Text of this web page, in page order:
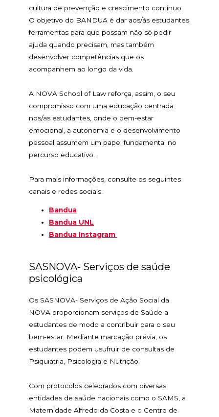
cultura de prevenção e crescimento contínuo.
O objetivo do BANDUA é dar aos/às estudantes
ferramentas para que possam não só pedir
ajuda quando precisam, mas também
desenvolver competências que os
acompanhem ao longo da vida.
A NOVA School of Law reforça, assim, o seu
compromisso com uma educação centrada
nos/as estudantes, onde o bem-estar
emocional, a autonomia e o desenvolvimento
pessoal assumem um papel fundamental no
percurso educativo.
Para mais informações, consulte os seguintes
canais e redes sociais:
Bandua
Bandua UNL
Bandua Instagram
SASNOVA- Serviços de saúde
psicológica
Os SASNOVA- Serviços de Ação Social da
NOVA proporcionam serviços de Saúde a
estudantes de modo a contribuir para o seu
bem-estar. Mediante marcação prévia, os
estudantes podem usufruir de consultas de
Psiquiatria, Psicologia e Nutrição.
Com protocolos celebrados com diversas
entidades de saúde nacionais como o SAMS, a
Maternidade Alfredo da Costa e o Centro de